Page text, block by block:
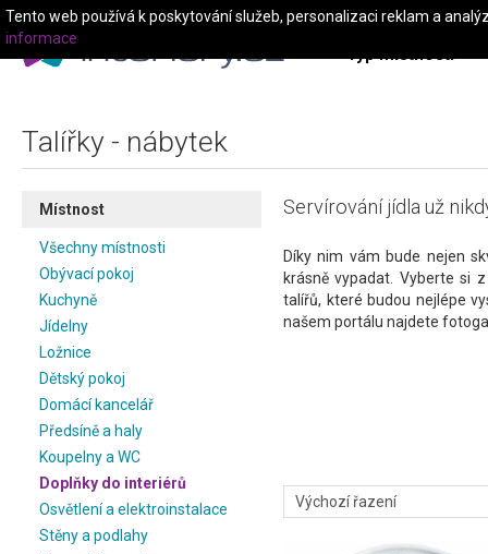
Typ místnosti
Talířky - nábytek
Místnost
Všechny místnosti
Obývací pokoj
Kuchyně
Jídelny
Ložnice
Dětský pokoj
Domácí kancelář
Předsíně a haly
Koupelny a WC
Doplňky do interiérů
Osvětlení a elektroinstalace
Stěny a podlahy
Servírování jídla už
Díky nim vám bude nejen
krásně vypadat. Vyberte si
talířů, které budou nejlépe
našem portálu najdete
Tento web používá k poskytování služeb, personalizaci reklam a
informace